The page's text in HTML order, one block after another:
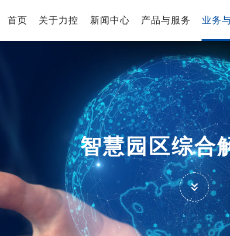
首页 关于力控 新闻中心 产品与服务 业务
智慧园区综合